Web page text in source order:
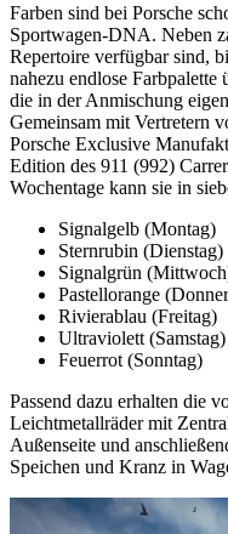
Farben sind bei Porsche
Sportwagen-DNA. Neben
Repertoire verfügbar sind,
nahezu endlose Farbpalette
die in der Anmischung
Gemeinsam mit Vertretern
Porsche Exclusive
Edition des 911 (992)
Wochentage kann sie in
Signalgelb (Montag)
Sternrubin (Dienstag)
Signalgrün
Pastellorange
Rivierablau (Freitag)
Ultraviolett (Samstag)
Feuerrot (Sonntag)
Passend dazu erhalten die
Leichtmetallräder mit
Außenseite und
Speichen und Kranz in